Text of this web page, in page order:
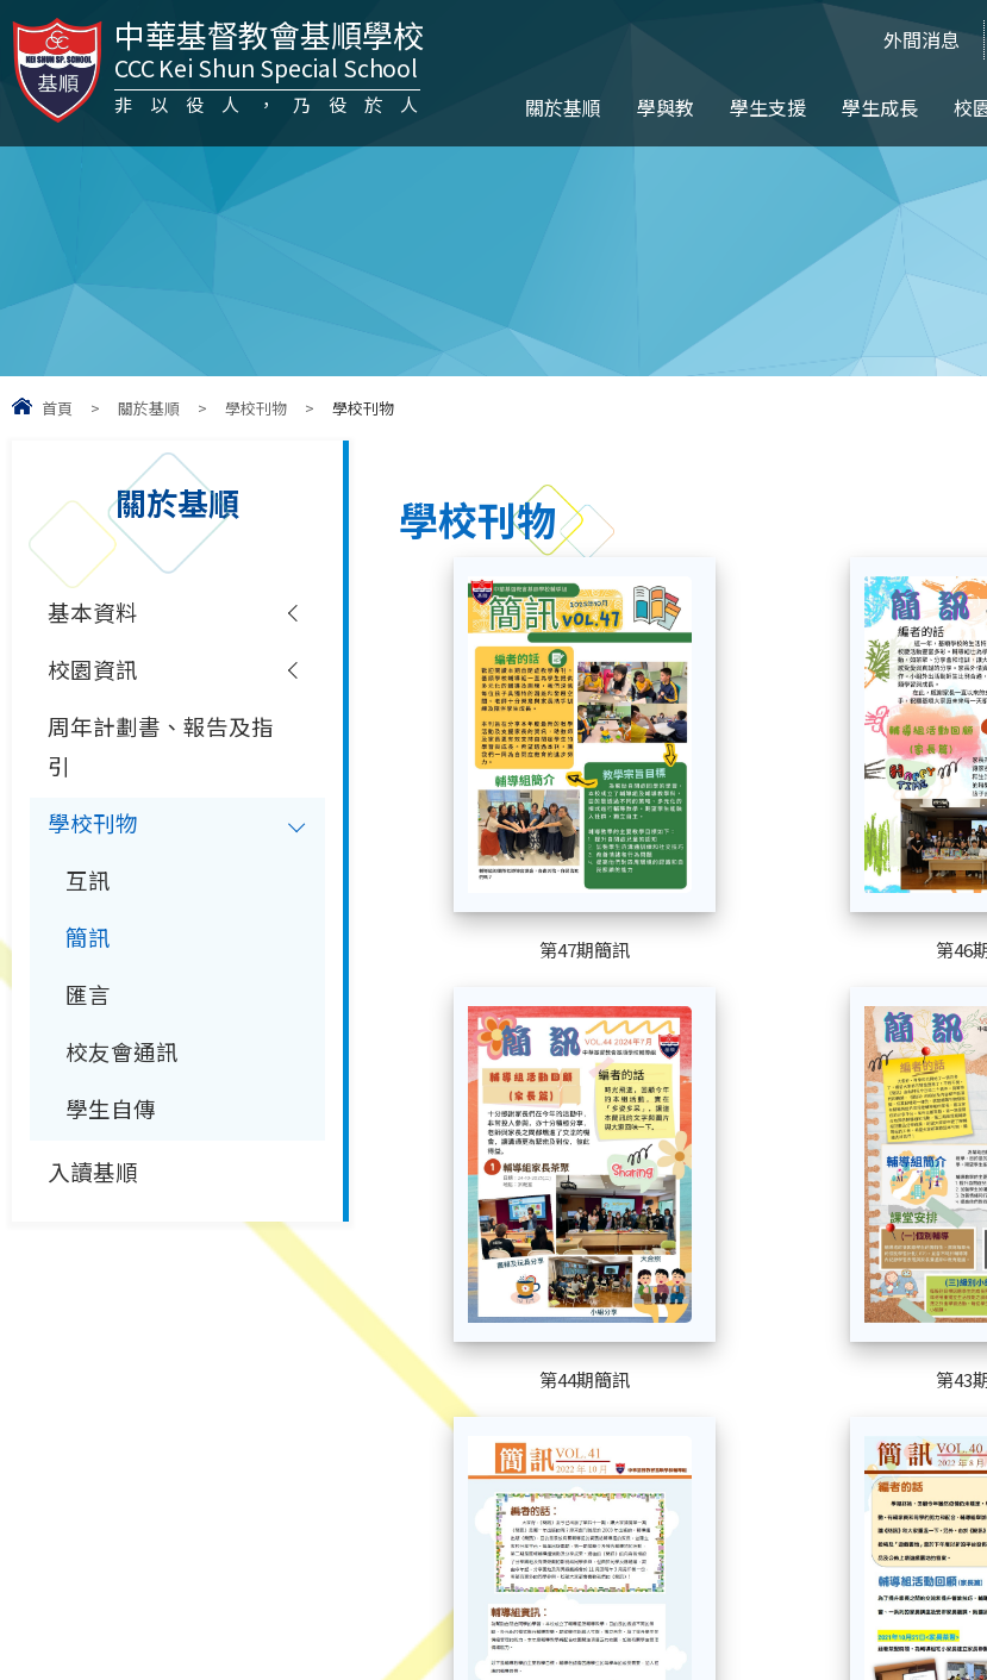
中華基督教會基順學校
CCC Kei Shun Special School
非以役人，乃役於人
外間消息
關於基順 學與教 學生支援 學生成長 校
首頁 > 關於基順 > 學校刊物 > 學校刊物
學校刊物
第47期簡訊 第46
第44期簡訊 第43
關於基順
基本資料
校園資訊
周年計劃書、報告及指
引
學校刊物
互訊
簡訊
匯言
校友會通訊
學生自傳
入讀基順